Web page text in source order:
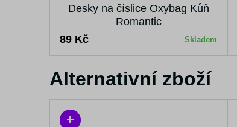
Desky na číslice Oxybag Kůň
Romantic
89 Kč
Skladem
Alternativní zboží